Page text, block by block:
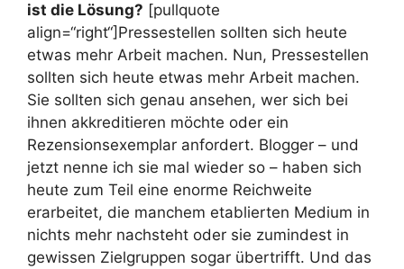
ist die Lösung? [pullquote
align=“right“]Pressestellen sollten sich heute
etwas mehr Arbeit machen. Nun, Pressestellen
sollten sich heute etwas mehr Arbeit machen.
Sie sollten sich genau ansehen, wer sich bei
ihnen akkreditieren möchte oder ein
Rezensionsexemplar anfordert. Blogger – und
jetzt nenne ich sie mal wieder so – haben sich
heute zum Teil eine enorme Reichweite
erarbeitet, die manchem etablierten Medium in
nichts mehr nachsteht oder sie zumindest in
gewissen Zielgruppen sogar übertrifft. Und das